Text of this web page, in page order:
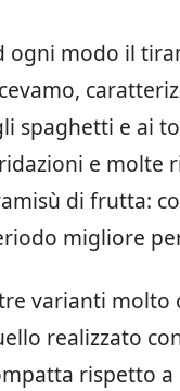
ogni modo il
spaghetti e ai
e molte
di frutta:
migliore
varianti molto
realizzato
rispetto